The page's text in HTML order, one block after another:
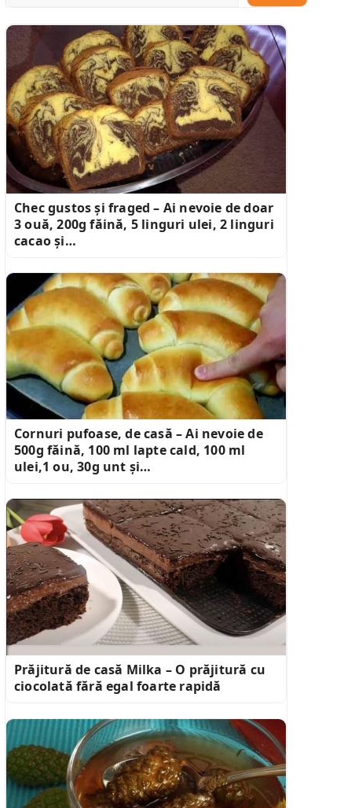
Chec gustos și fraged – Ai nevoie de doar
3 ouă, 200g făină, 5 linguri ulei, 2 linguri
cacao și…
Cornuri pufoase, de casă – Ai nevoie de
500g făină, 100 ml lapte cald, 100 ml
ulei,1 ou, 30g unt și…
Prăjitură de casă Milka – O prăjitură cu
ciocolată fără egal foarte rapidă